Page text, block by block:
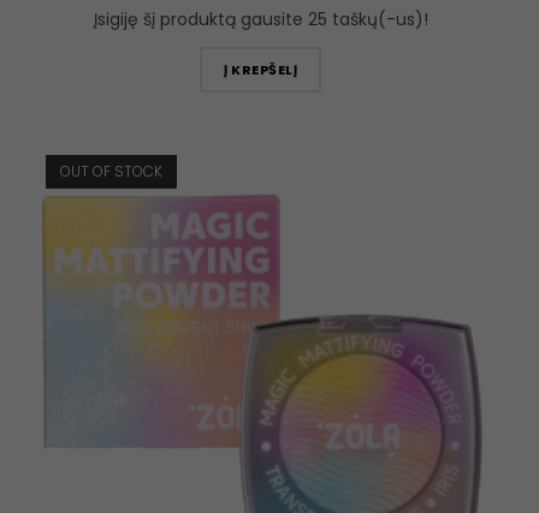
Įsigiję šį produktą gausite 25 taškų(-us)!
Į KREPŠELĮ
OUT OF STOCK